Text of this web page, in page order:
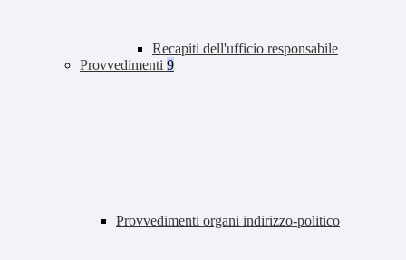
Recapiti dell'ufficio responsabile
Provvedimenti 9
Provvedimenti organi indirizzo-politico